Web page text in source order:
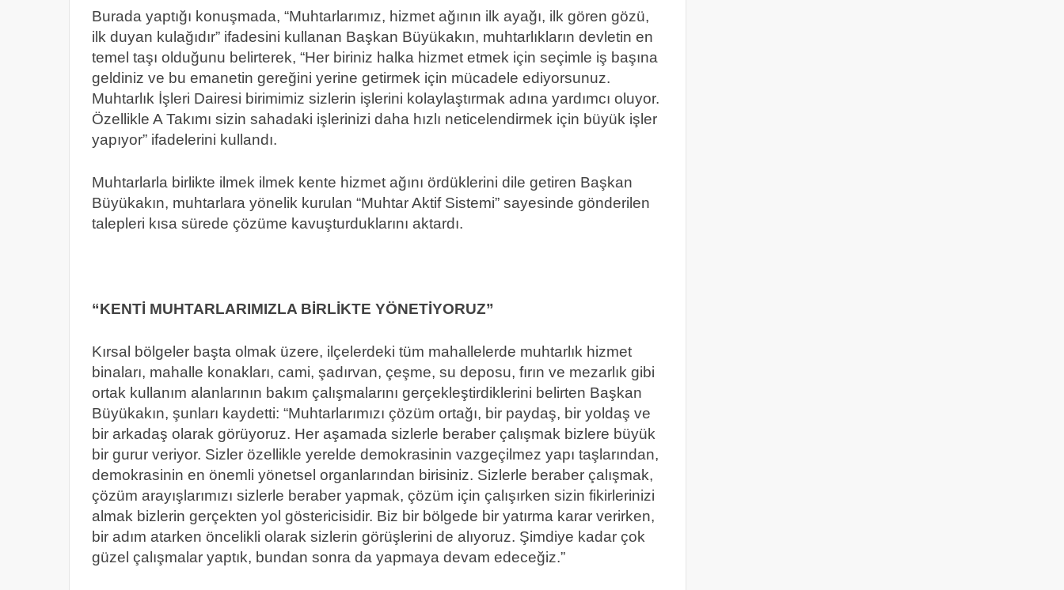
Burada yaptığı konuşmada, “Muhtarlarımız, hizmet ağının ilk ayağı, ilk gören gözü,
ilk duyan kulağıdır” ifadesini kullanan Başkan Büyükakın, muhtarlıkların devletin en
temel taşı olduğunu belirterek, “Her biriniz halka hizmet etmek için seçimle iş başına
geldiniz ve bu emanetin gereğini yerine getirmek için mücadele ediyorsunuz.
Muhtarlık İşleri Dairesi birimimiz sizlerin işlerini kolaylaştırmak adına yardımcı oluyor.
Özellikle A Takımı sizin sahadaki işlerinizi daha hızlı neticelendirmek için büyük işler
yapıyor” ifadelerini kullandı.
Muhtarlarla birlikte ilmek ilmek kente hizmet ağını ördüklerini dile getiren Başkan
Büyükakın, muhtarlara yönelik kurulan “Muhtar Aktif Sistemi” sayesinde gönderilen
talepleri kısa sürede çözüme kavuşturduklarını aktardı.
“KENTİ MUHTARLARIMIZLA BİRLİKTE YÖNETİYORUZ”
Kırsal bölgeler başta olmak üzere, ilçelerdeki tüm mahallelerde muhtarlık hizmet
binaları, mahalle konakları, cami, şadırvan, çeşme, su deposu, fırın ve mezarlık gibi
ortak kullanım alanlarının bakım çalışmalarını gerçekleştirdiklerini belirten Başkan
Büyükakın, şunları kaydetti: “Muhtarlarımızı çözüm ortağı, bir paydaş, bir yoldaş ve
bir arkadaş olarak görüyoruz. Her aşamada sizlerle beraber çalışmak bizlere büyük
bir gurur veriyor. Sizler özellikle yerelde demokrasinin vazgeçilmez yapı taşlarından,
demokrasinin en önemli yönetsel organlarından birisiniz. Sizlerle beraber çalışmak,
çözüm arayışlarımızı sizlerle beraber yapmak, çözüm için çalışırken sizin fikirlerinizi
almak bizlerin gerçekten yol göstericisidir. Biz bir bölgede bir yatırma karar verirken,
bir adım atarken öncelikli olarak sizlerin görüşlerini de alıyoruz. Şimdiye kadar çok
güzel çalışmalar yaptık, bundan sonra da yapmaya devam edeceğiz.”